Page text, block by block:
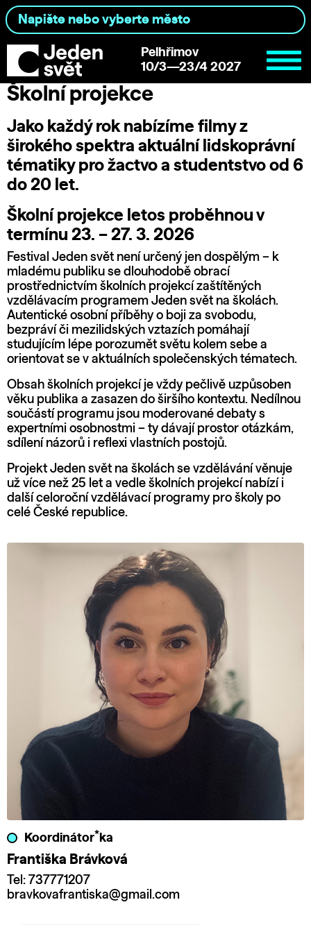
Pelhřimov
10/3—23/4 2027
Školní projekce
Jako každý rok nabízíme filmy z
širokého spektra aktuální lidskoprávní
tématiky pro žactvo a studentstvo od 6
do 20 let.
Školní projekce letos proběhnou v
termínu 23. – 27. 3. 2026
Festival Jeden svět není určený jen dospělým – k
mladému publiku se dlouhodobě obrací
prostřednictvím školních projekcí zaštítěných
vzdělávacím programem Jeden svět na školách.
Autentické osobní příběhy o boji za svobodu,
bezpráví či mezilidských vztazích pomáhají
studujícím lépe porozumět světu kolem sebe a
orientovat se v aktuálních společenských tématech.
Obsah školních projekcí je vždy pečlivě uzpůsoben
věku publika a zasazen do širšího kontextu. Nedílnou
součástí programu jsou moderované debaty s
expertními osobnostmi – ty dávají prostor otázkám,
sdílení názorů i reflexi vlastních postojů.
Projekt Jeden svět na školách se vzdělávání věnuje
už více než 25 let a vedle školních projekcí nabízí i
další celoroční vzdělávací programy pro školy po
celé České republice.
Koordinátor* ka
Františka Brávková
Tel: 737771207
bravkovafrantiska@gmail.com